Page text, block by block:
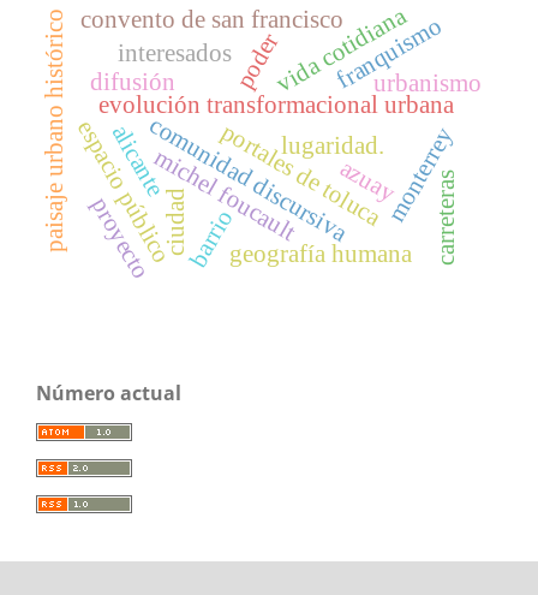
evolución transformacional urbana
comunidad discursiva
michel foucault
poder
ciudad
convento de san francisco
portales de toluca
lugaridad.
paisaje urbano históricoespacio público
vida cotidiana
barriogeografía humana
monterrey
difusión
alicante
franquismo
interesados
proyecto
urbanismo
carreteras
azuay
Número actual